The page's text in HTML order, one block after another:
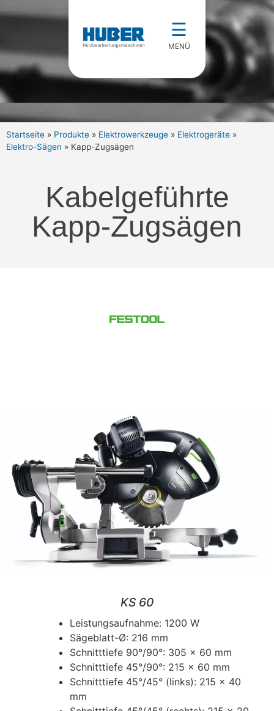
☰
MENÜ
Startseite » Produkte » Elektrowerkzeuge » Elektrogeräte »
Elektro-Sägen » Kapp-Zugsägen
Kabelgeführte
Kapp-Zugsägen
KS 60
Leistungsaufnahme: 1200 W
Sägeblatt-Ø: 216 mm
Schnitttiefe 90°/90°: 305 x 60 mm
Schnitttiefe 45°/90°: 215 x 60 mm
Schnitttiefe 45°/45° (links): 215 x 40
mm